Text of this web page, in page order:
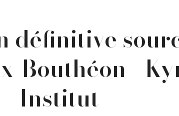
définitive
Bouthéon -
Institut